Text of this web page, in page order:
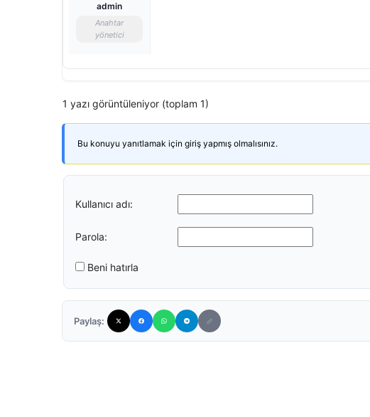
admin
Anahtar
yönetici
1 yazı görüntüleniyor (toplam 1)
Bu konuyu yanıtlamak için giriş yapmış olmalısınız.
Kullanıcı adı:
Parola:
Beni hatırla
Paylaş: